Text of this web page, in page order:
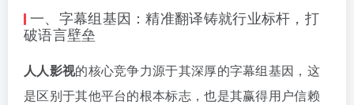
一、字幕组基因：精准翻译铸就行业标杆，打
破语言壁垒
人人影视的核心竞争力源于其深厚的字幕组基因，这
是区别于其他平台的根本标志，也是其赢得用户信赖